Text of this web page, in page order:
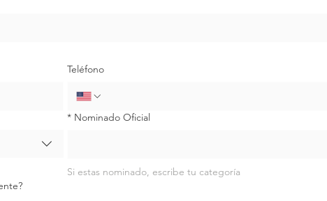
Teléfono
* Nominado Oficial
Si estas nominado, escribe tu categoría